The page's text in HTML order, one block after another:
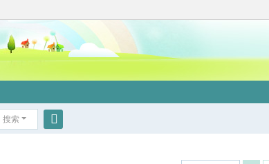
搜索